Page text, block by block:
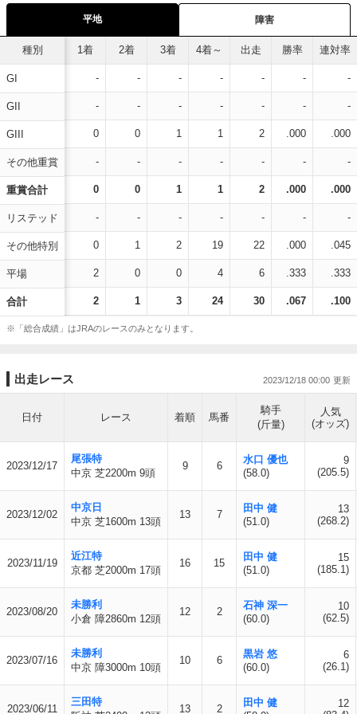
平地 障害
種別
GI
GII
GIII
その他重賞
重賞合計
リステッド
その他特別
平場
合計
1着 2着 3着 4着～ 出走 勝率 連対率
- - - - - - -
- - - - - - -
0 0 1 1 2 .000 .000
- - - - - - -
0 0 1 1 2 .000 .000
- - - - - - -
0 1 2 19 22 .000 .045
2 0 0 4 6 .333 .333
2 1 3 24 30 .067 .100
※「総合成績」はJRAのレースのみとなります。
出走レース 2023/12/18 00:00
日付 レース 着順 馬番
騎手
(斤量)
人気
(オッズ)
2023/12/17
尾張特
中京 芝2200m 9頭
9 6
水口 優也
(58.0)
9
(205.5)
2023/12/02
中京日
中京 芝1600m 13頭
13 7
田中 健
(51.0)
13
(268.2)
2023/11/19
近江特
京都 芝2000m 17頭
16 15
田中 健
(51.0)
15
(185.1)
2023/08/20
未勝利
小倉 障2860m 12頭
12 2
石神 深一
(60.0)
10
(62.5)
2023/07/16
未勝利
中京 障3000m 10頭
10 6
黒岩 悠
(60.0)
6
(26.1)
2023/06/11
三田特
13 2
田中 健
12